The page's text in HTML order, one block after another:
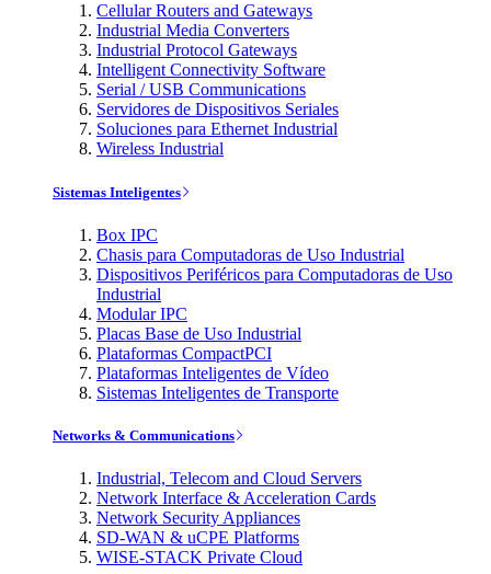
Cellular Routers and Gateways
Industrial Media Converters
Industrial Protocol Gateways
Intelligent Connectivity Software
Serial / USB Communications
Servidores de Dispositivos Seriales
Soluciones para Ethernet Industrial
Wireless Industrial
Sistemas Inteligentes
Box IPC
Chasis para Computadoras de Uso Industrial
Dispositivos Periféricos para Computadoras de Uso
Industrial
Modular IPC
Placas Base de Uso Industrial
Plataformas CompactPCI
Plataformas Inteligentes de Vídeo
Sistemas Inteligentes de Transporte
Networks & Communications
Industrial, Telecom and Cloud Servers
Network Interface & Acceleration Cards
Network Security Appliances
SD-WAN & uCPE Platforms
WISE-STACK Private Cloud